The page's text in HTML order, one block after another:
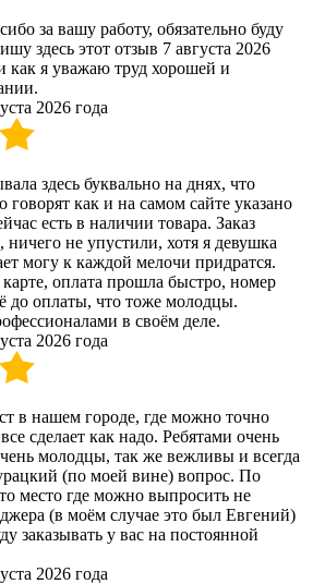
за вашу работу, обязательно буду
здесь этот отзыв 7 августа 2026
как я уважаю труд хорошей и
2026 года
здесь буквально на днях, что
говорят как и на самом сайте указано
есть в наличии товара. Заказ
не упустили, хотя я девушка
могу к каждой мелочи придратся.
оплата прошла быстро, номер
до оплаты, что тоже молодцы.
в своём деле.
2026 года
в нашем городе, где можно точно
сделает как надо. Ребятами очень
молодцы, так же вежливы и всегда
(по моей вине) вопрос. По
место где можно выпросить не
(в моём случае это был Евгений)
заказывать у вас на постоянной
2026 года